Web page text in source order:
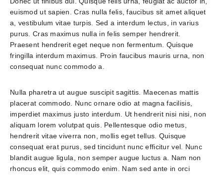
euismod ut sapien. Cras nulla felis, faucibus sit amet aliquet
a, vestibulum vitae turpis. Sed a interdum lectus, in varius
purus. Cras maximus nulla in felis semper hendrerit.
Praesent hendrerit eget neque non fermentum. Quisque
fringilla interdum maximus. Proin faucibus mauris urna, non
consequat nunc commodo a.
Nulla pharetra ut augue suscipit sagittis. Maecenas mattis
placerat commodo. Nunc ornare odio at magna facilisis,
imperdiet maximus justo interdum. Ut hendrerit nisi nisi, non
aliquam lorem volutpat quis. Pellentesque odio metus,
hendrerit vitae viverra non, mollis eget tellus. Quisque
consequat erat purus, sed tincidunt nunc efficitur vel. Nunc
blandit augue ligula, non semper augue luctus a. Nam non
rhoncus elit, quis commodo enim. Nam sed ante in orci